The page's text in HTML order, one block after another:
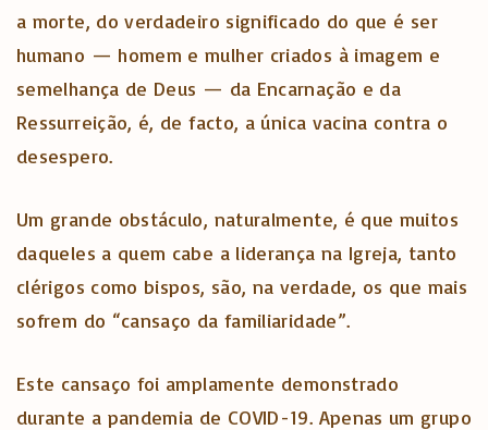
a morte, do verdadeiro significado do que é ser
humano — homem e mulher criados à imagem e
semelhança de Deus — da Encarnação e da
Ressurreição, é, de facto, a única vacina contra o
desespero.
Um grande obstáculo, naturalmente, é que muitos
daqueles a quem cabe a liderança na Igreja, tanto
clérigos como bispos, são, na verdade, os que mais
sofrem do “cansaço da familiaridade”.
Este cansaço foi amplamente demonstrado
durante a pandemia de COVID-19. Apenas um grupo